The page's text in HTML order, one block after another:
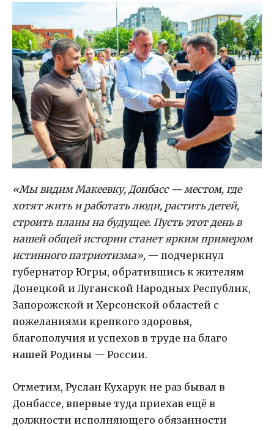
«Мы видим Макеевку, Донбасс — местом, где
хотят жить и работать люди, растить детей,
строить планы на будущее. Пусть этот день в
нашей общей истории станет ярким примером
истинного патриотизма», — подчеркнул
губернатор Югры, обратившись к жителям
Донецкой и Луганской Народных Республик,
Запорожской и Херсонской областей с
пожеланиями крепкого здоровья,
благополучия и успехов в труде на благо
нашей Родины — России.
Отметим, Руслан Кухарук не раз бывал в
Донбассе, впервые туда приехав ещё в
должности исполняющего обязанности